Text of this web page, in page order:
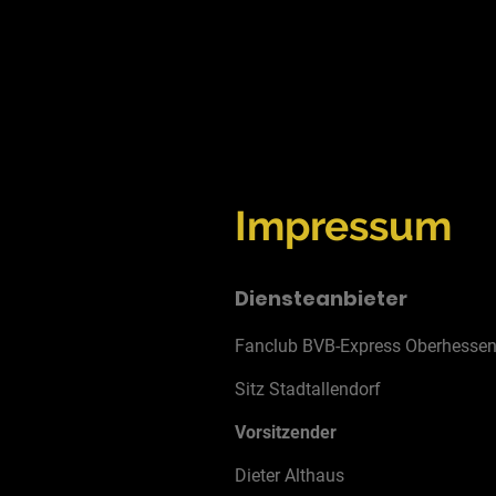
Impressum
Diensteanbieter
Fanclub BVB-Express
Sitz Stadtallendorf
Vorsitzender
Dieter Althaus